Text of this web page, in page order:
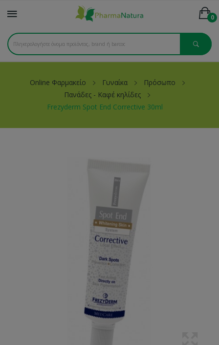
0
Online Φαρμακείο Γυναίκα
Πρόσωπο
Πανάδες - Καφέ κηλίδες
Frezyderm Spot End Corrective 30ml